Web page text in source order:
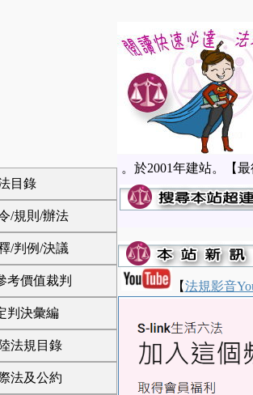
目錄
/規則/辦法
/判例/決議
考價值裁判
判決彙編
法規目錄
法及公約
。於2001年建站。【最
【法規影音